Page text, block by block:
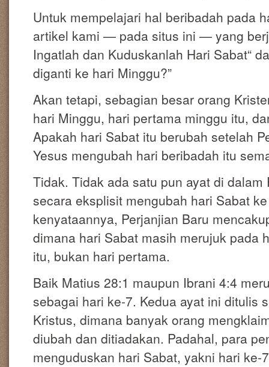
Untuk mempelajari hal beribadah pada
artikel kami — pada situs ini — yang
Ingatlah dan Kuduskanlah Hari Sabat“
diganti ke hari Minggu?”
Akan tetapi, sebagian besar orang
hari Minggu, hari pertama minggu itu,
Apakah hari Sabat itu berubah setelah
Yesus mengubah hari beribadah itu
Tidak. Tidak ada satu pun ayat di dalam
secara eksplisit mengubah hari Sabat
kenyataannya, Perjanjian Baru
dimana hari Sabat masih merujuk pada
itu, bukan hari pertama.
Baik Matius 28:1 maupun Ibrani 4:4
sebagai hari ke-7. Kedua ayat ini ditulis
Kristus, dimana banyak orang
diubah dan ditiadakan. Padahal, para
menguduskan hari Sabat, yakni hari ke-